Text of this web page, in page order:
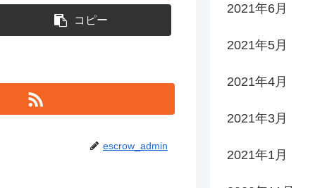
コピー
escrow_admin
2021年6月
2021年5月
2021年4月
2021年3月
2021年1月